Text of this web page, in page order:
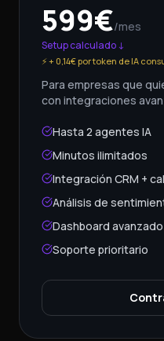
599€/mes
Setup calculado ↓
⚡+ 0,14€ por token de IA
Para empresas que
con integraciones
Hasta 2 agentes IA
Minutos ilimitados
Integración CRM +
Análisis de
Dashboard
Soporte prioritario